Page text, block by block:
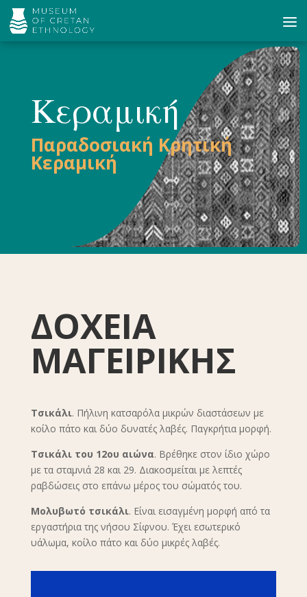
Κεραμική
Παραδοσιακή Κρητική
Κεραμική
ΔΟΧΕΙΑ
ΜΑΓΕΙΡΙΚΗΣ
Τσικάλι. Πήλινη κατσαρόλα μικρών διαστάσεων με
κοίλο πάτο και δύο δυνατές λαβές. Παγκρήτια μορφή.
Τσικάλι του 12ου αιώνα. Βρέθηκε στον ίδιο χώρο
με τα σταμνιά 28 και 29. Διακοσμείται με λεπτές
ραβδώσεις στο επάνω μέρος του σώματός του.
Μολυβωτό τσικάλι. Είναι εισαγμένη μορφή από τα
εργαστήρια της νήσου Σίφνου. Έχει εσωτερικό
υάλωμα, κοίλο πάτο και δύο μικρές λαβές.